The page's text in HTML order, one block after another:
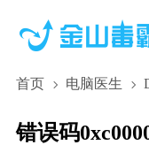
首页 电脑医生
错误码